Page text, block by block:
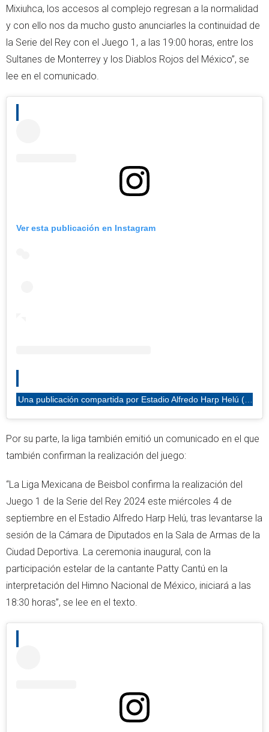
Mixiuhca, los accesos al complejo regresan a la normalidad
y con ello nos da mucho gusto anunciarles la continuidad de
la Serie del Rey con el Juego 1, a las 19:00 horas, entre los
Sultanes de Monterrey y los Diablos Rojos del México”, se
lee en el comunicado.
Ver esta publicación en Instagram
Una publicación compartida por Estadio Alfredo Harp Helú (@harpestadio)
Por su parte, la liga también emitió un comunicado en el que
también confirman la realización del juego:
“La Liga Mexicana de Beisbol confirma la realización del
Juego 1 de la Serie del Rey 2024 este miércoles 4 de
septiembre en el Estadio Alfredo Harp Helú, tras levantarse la
sesión de la Cámara de Diputados en la Sala de Armas de la
Ciudad Deportiva. La ceremonia inaugural, con la
participación estelar de la cantante Patty Cantú en la
interpretación del Himno Nacional de México, iniciará a las
18:30 horas”, se lee en el texto.